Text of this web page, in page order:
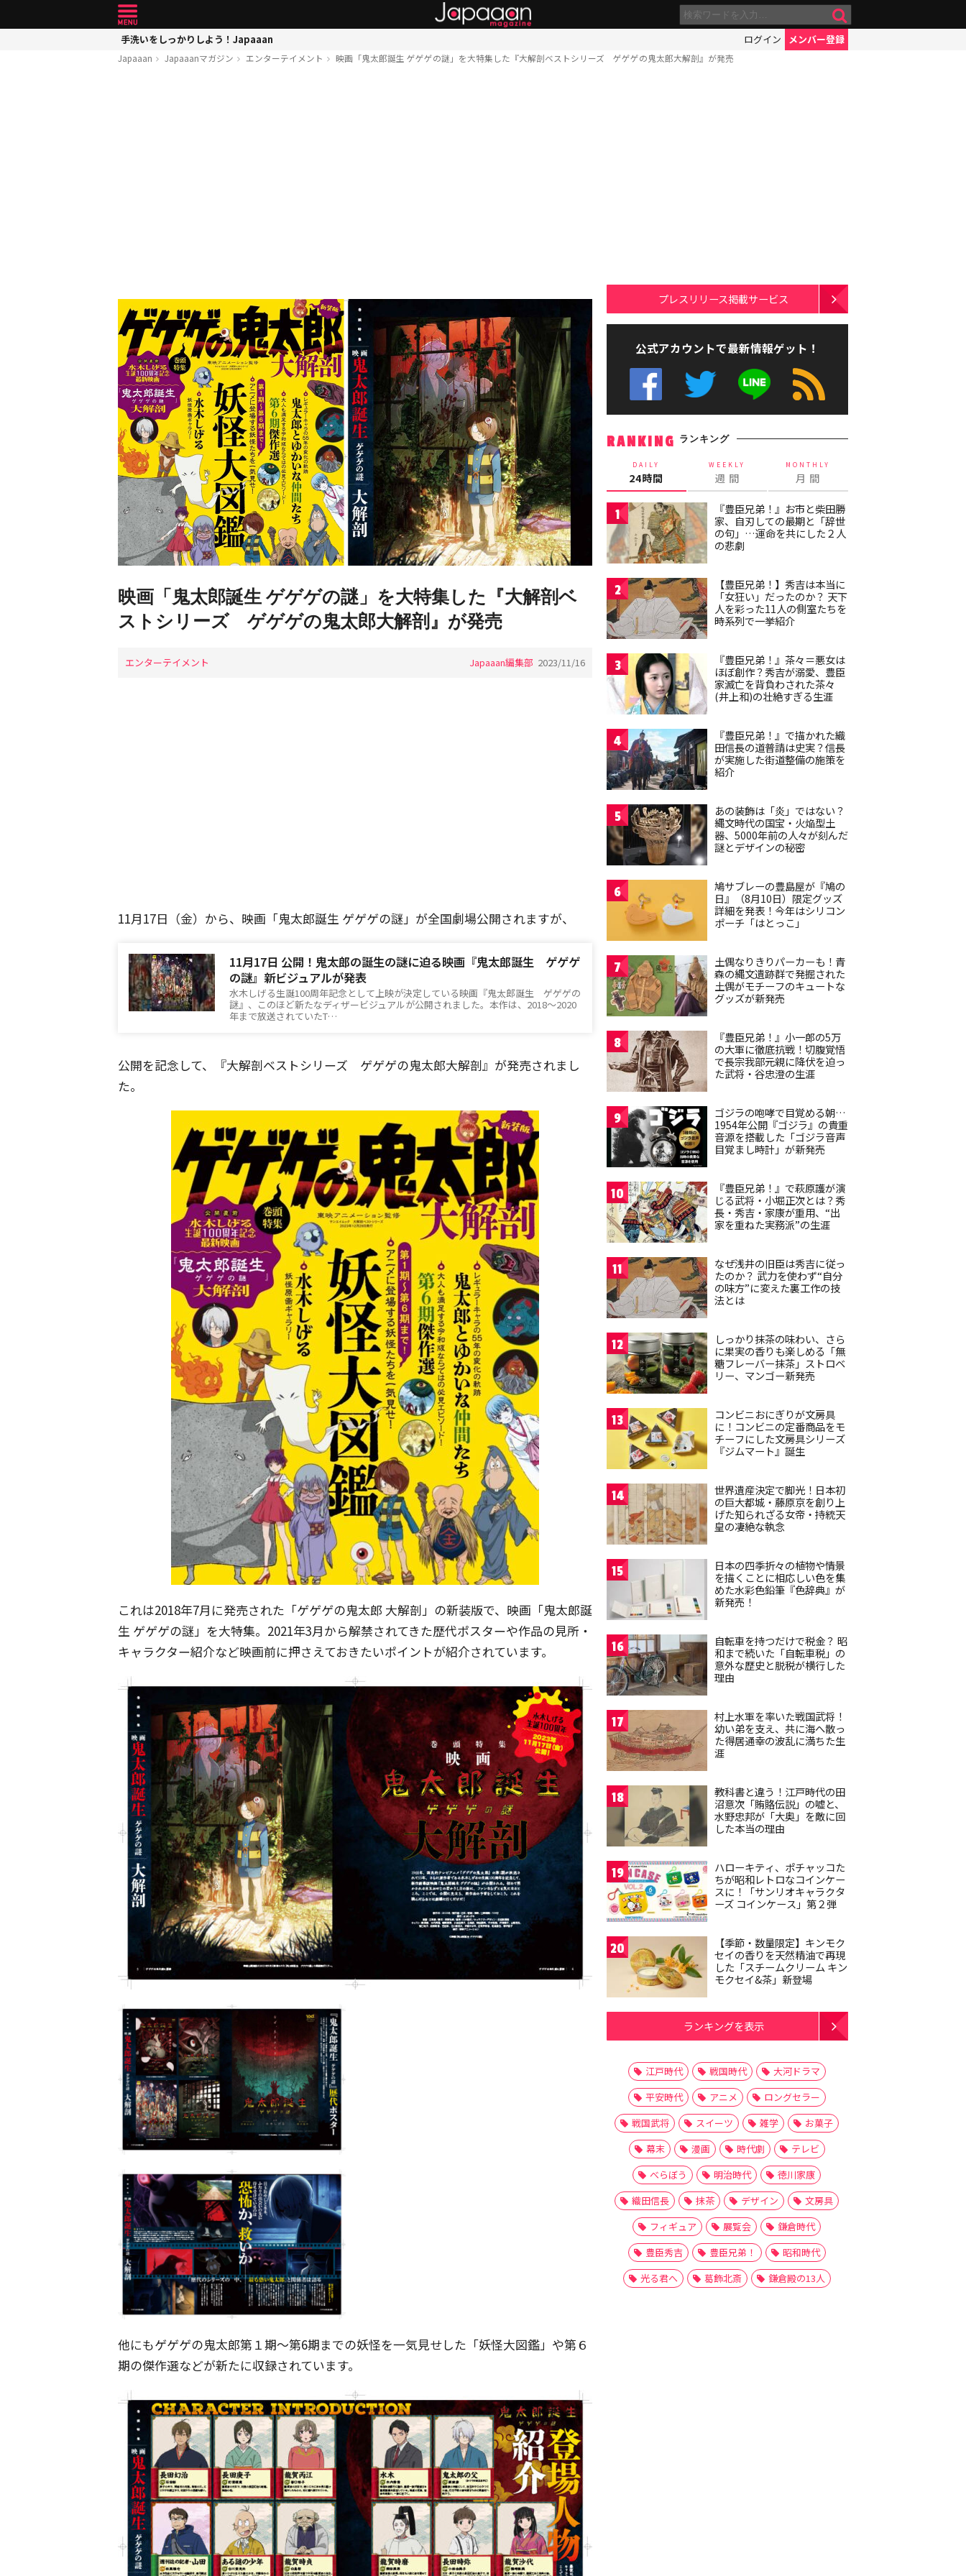
手洗いをしっかりしよう！Japaaan ログイン メンバー登録
Japaaan Japaaanマガジン エンターテイメント 映画「鬼太郎誕生 ゲゲゲの謎」を大特集した『大解剖ベストシリーズ ゲゲゲの鬼太郎大解剖』が発売
映画「鬼太郎誕生 ゲゲゲの謎」を大特集した『大解剖ベ
ストシリーズ ゲゲゲの鬼太郎大解剖』が発売
エンターテイメント Japaaan編集部 2023/11/16
11月17日（金）から、映画「鬼太郎誕生 ゲゲゲの謎」が全国劇場公開されますが、
11月17日 公開！鬼太郎の誕生の謎に迫る映画『鬼太郎誕生 ゲゲゲ
の謎』新ビジュアルが発表
水木しげる生誕100周年記念として上映が決定している映画『鬼太郎誕生 ゲゲゲの
謎』、このほど新たなディザービジュアルが公開されました。本作は、2018～2020
年まで放送されていたT…
公開を記念して、『大解剖ベストシリーズ ゲゲゲの鬼太郎大解剖』が発売されまし
た。
これは2018年7月に発売された「ゲゲゲの鬼太郎 大解剖」の新装版で、映画「鬼太郎誕
生 ゲゲゲの謎」を大特集。2021年3月から解禁されてきた歴代ポスターや作品の見所・
キャラクター紹介など映画前に押さえておきたいポイントが紹介されています。
他にもゲゲゲの鬼太郎第１期〜第6期までの妖怪を一気見せした「妖怪大図鑑」や第６
期の傑作選などが新たに収録されています。
プレスリリース掲載サービス
公式アカウントで最新情報ゲット！
RANKING ランキング
DAILY
24時間
WEEKLY
週 間
MONTHLY
月 間
1
『豊臣兄弟！』お市と柴田勝
家、自刃しての最期と「辞世
の句」…運命を共にした２人
の悲劇
2
【豊臣兄弟！】秀吉は本当に
「女狂い」だったのか？ 天下
人を彩った11人の側室たちを
時系列で一挙紹介
3
『豊臣兄弟！』茶々＝悪女は
ほぼ創作？秀吉が溺愛、豊臣
家滅亡を背負わされた茶々
(井上和)の壮絶すぎる生涯
4
『豊臣兄弟！』で描かれた織
田信長の道普請は史実？信長
が実施した街道整備の施策を
紹介
5
あの装飾は「炎」ではない？
縄文時代の国宝・火焔型土
器、5000年前の人々が刻んだ
謎とデザインの秘密
6
鳩サブレーの豊島屋が『鳩の
日』（8月10日）限定グッズ
詳細を発表！今年はシリコン
ポーチ「はとっこ」
7
土偶なりきりパーカーも！青
森の縄文遺跡群で発掘された
土偶がモチーフのキュートな
グッズが新発売
8
『豊臣兄弟！』小一郎の5万
の大軍に徹底抗戦！切腹覚悟
で長宗我部元親に降伏を迫っ
た武将・谷忠澄の生涯
9
ゴジラの咆哮で目覚める朝…
1954年公開『ゴジラ』の貴重
音源を搭載した「ゴジラ音声
目覚まし時計」が新発売
10
『豊臣兄弟！』で萩原護が演
じる武将・小堀正次とは？秀
長・秀吉・家康が重用、“出
家を重ねた実務派”の生涯
11
なぜ浅井の旧臣は秀吉に従っ
たのか？ 武力を使わず“自分
の味方”に変えた裏工作の技
法とは
12
しっかり抹茶の味わい、さら
に果実の香りも楽しめる「無
糖フレーバー抹茶」ストロベ
リー、マンゴー新発売
13
コンビニおにぎりが文房具
に！コンビニの定番商品をモ
チーフにした文房具シリーズ
『ジムマート』誕生
14
世界遺産決定で脚光！日本初
の巨大都城・藤原京を創り上
げた知られざる女帝・持統天
皇の凄絶な執念
15
日本の四季折々の植物や情景
を描くことに相応しい色を集
めた水彩色鉛筆『色辞典』が
新発売！
16
自転車を持つだけで税金？ 昭
和まで続いた「自転車税」の
意外な歴史と脱税が横行した
理由
17
村上水軍を率いた戦国武将！
幼い弟を支え、共に海へ散っ
た得居通幸の波乱に満ちた生
涯
18
教科書と違う！江戸時代の田
沼意次「賄賂伝説」の嘘と、
水野忠邦が「大奥」を敵に回
した本当の理由
19
ハローキティ、ポチャッコた
ちが昭和レトロなコインケー
スに！「サンリオキャラクタ
ーズ コインケース」第２弾
20
【季節・数量限定】キンモク
セイの香りを天然精油で再現
した「スチームクリーム キン
モクセイ&茶」新登場
ランキングを表示
江戸時代 戦国時代
大河ドラマ
平安時代
アニメ
ロングセラー
戦国武将
スイーツ 雑学
お菓子
幕末
漫画 時代劇
テレビ
べらぼう
明治時代
徳川家康
織田信長
抹茶 デザイン
文房具
フィギュア
展覧会
鎌倉時代
豊臣秀吉
豊臣兄弟！
昭和時代
光る君へ
葛飾北斎 鎌倉殿の13人